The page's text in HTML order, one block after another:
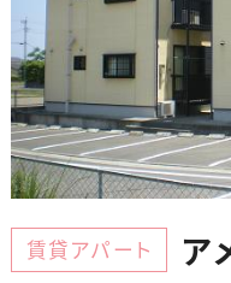
賃貸アパート ア